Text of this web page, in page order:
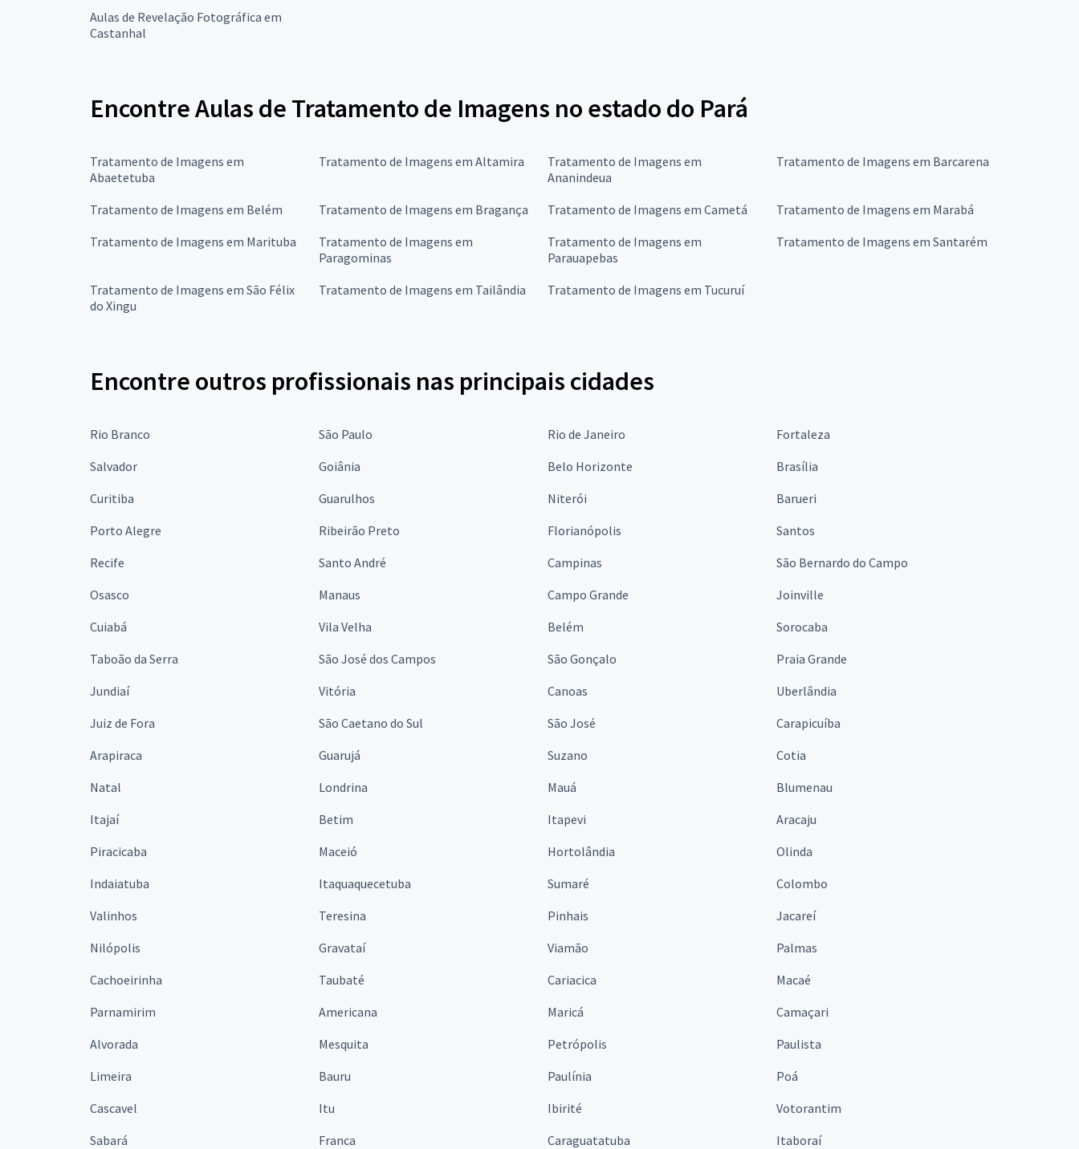
Aulas de Revelação Fotográfica em
Castanhal
Encontre Aulas de Tratamento de Imagens no estado do Pará
Tratamento de Imagens em
Abaetetuba
Tratamento de Imagens em Altamira
Tratamento de Imagens em
Ananindeua
Tratamento de Imagens em Barcarena
Tratamento de Imagens em Belém Tratamento de Imagens em Bragança Tratamento de Imagens em Cametá
Tratamento de Imagens em Marabá
Tratamento de Imagens em Marituba
Tratamento de Imagens em
Paragominas
Tratamento de Imagens em
Parauapebas
Tratamento de Imagens em Santarém
Tratamento de Imagens em São Félix
do Xingu
Tratamento de Imagens em Tailândia Tratamento de Imagens em Tucuruí
Encontre outros profissionais nas principais cidades
Rio Branco São Paulo Rio de Janeiro
Fortaleza
Salvador
Goiânia Belo Horizonte
Brasília
Curitiba
Guarulhos Niterói
Barueri
Porto Alegre
Ribeirão Preto Florianópolis
Santos
Recife
Santo André Campinas
São Bernardo do Campo
Osasco
Manaus Campo Grande
Joinville
Cuiabá
Vila Velha Belém
Sorocaba
Taboão da Serra
São José dos Campos São Gonçalo
Praia Grande
Jundiaí
Vitória Canoas
Uberlândia
Juiz de Fora
São Caetano do Sul São José
Carapicuíba
Arapiraca
Guarujá Suzano
Cotia
Natal
Londrina Mauá
Blumenau
Itajaí
Betim Itapevi
Aracaju
Piracicaba
Maceió Hortolândia
Olinda
Indaiatuba
Itaquaquecetuba Sumaré
Colombo
Valinhos
Teresina Pinhais
Jacareí
Nilópolis
Gravataí Viamão
Palmas
Cachoeirinha
Taubaté Cariacica
Macaé
Parnamirim
Americana Maricá
Camaçari
Alvorada
Mesquita Petrópolis
Paulista
Limeira
Bauru Paulínia
Poá
Cascavel
Itu Ibirité
Votorantim
Sabará
Franca Caraguatatuba Itaboraí